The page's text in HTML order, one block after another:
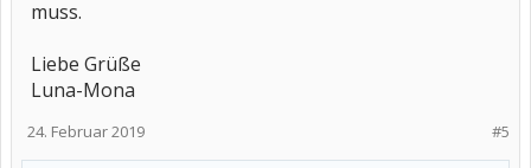
muss.
Liebe Grüße
Luna-Mona
#5
24. Februar 2019